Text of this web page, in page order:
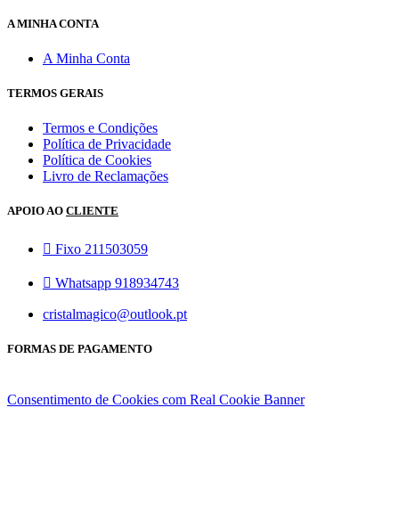
A MINHA CONTA
A Minha Conta
TERMOS GERAIS
Termos e Condições
Política de Privacidade
Política de Cookies
Livro de Reclamações
APOIO AO CLIENTE
Fixo 211503059
Whatsapp 918934743
cristalmagico@outlook.pt
FORMAS DE PAGAMENTO
Consentimento de Cookies com Real Cookie Banner